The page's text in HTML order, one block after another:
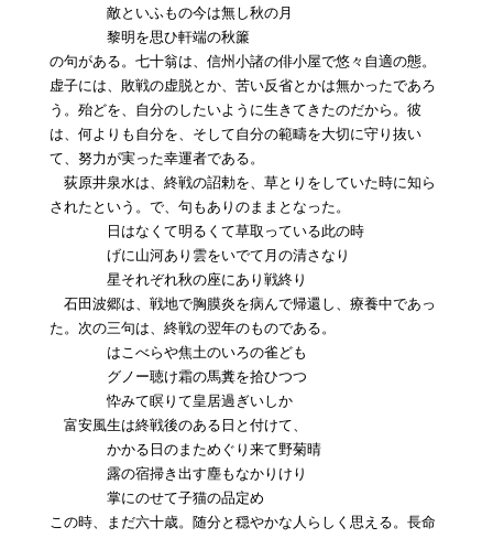
敵といふもの今は無し秋の月
黎明を思ひ軒端の秋簾
の句がある。七十翁は、信州小諸の俳小屋で悠々自適の態。
虚子には、敗戦の虚脱とか、苦い反省とかは無かったであろ
う。殆どを、自分のしたいように生きてきたのだから。彼
は、何よりも自分を、そして自分の範疇を大切に守り抜い
て、努力が実った幸運者である。
荻原井泉水は、終戦の詔勅を、草とりをしていた時に知ら
されたという。で、句もありのままとなった。
日はなくて明るくて草取っている此の時
げに山河あり雲をいでて月の清さなり
星それぞれ秋の座にあり戦終り
石田波郷は、戦地で胸膜炎を病んで帰還し、療養中であっ
た。次の三句は、終戦の翌年のものである。
はこべらや焦土のいろの雀ども
グノー聴け霜の馬糞を拾ひつつ
忰みて瞑りて皇居過ぎいしか
富安風生は終戦後のある日と付けて、
かかる日のまためぐり来て野菊晴
露の宿掃き出す塵もなかりけり
掌にのせて子猫の品定め
この時、まだ六十歳。随分と穏やかな人らしく思える。長命